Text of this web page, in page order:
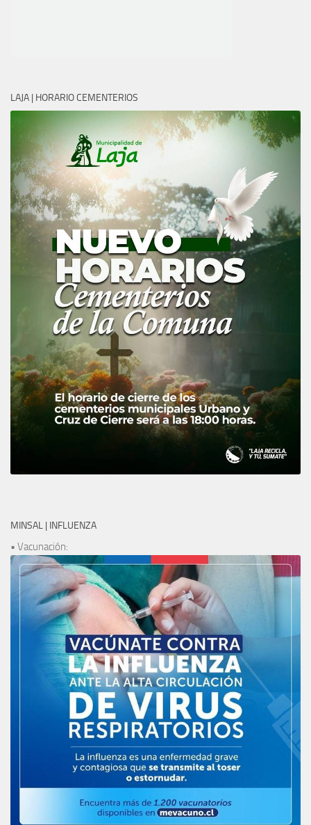
LAJA | HORARIO CEMENTERIOS
MINSAL | INFLUENZA
• Vacunación: